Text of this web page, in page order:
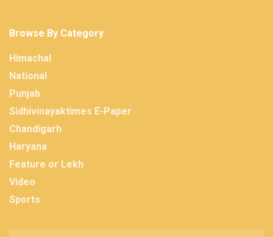
Browse By Category
Himachal
National
Punjab
Sidhivinayaktimes E-Paper
Chandigarh
Haryana
Feature or Lekh
Video
Sports